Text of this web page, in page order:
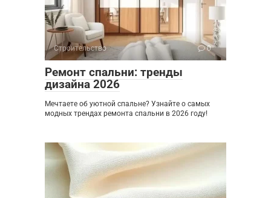
Строительство 0
Ремонт спальни: тренды
дизайна 2026
Мечтаете об уютной спальне? Узнайте о самых
модных трендах ремонта спальни в 2026 году!